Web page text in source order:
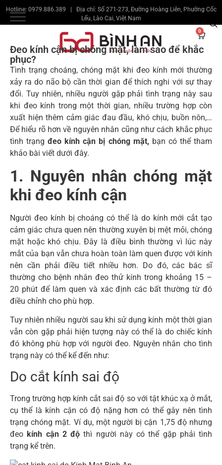
Hotline: 0979.886.389 | Địa chỉ: Số 271-273, Đường Hoàng Liên, Phường Cốc
Lếu, Lào Cai, Việt Nam
0
Đeo kính cận bị chóng mặt, làm sao để khắc
phục?
Tình trạng choáng, chóng mặt khi đeo kính mới thường
xảy ra do não bộ cần thời gian để thích nghi với sự thay
đổi. Tuy nhiên, nhiều người gặp phải tình trạng này sau
khi đeo kính trong một thời gian, nhiều trường hợp còn
xuất hiện thêm cảm giác đau đầu, khó chịu, buồn nôn,…
Để hiểu rõ hơn về nguyên nhân cũng như cách khắc phục
tình trạngđeo kính cận bị chóng mặt, bạn có thể tham
khảo bài viết dưới đây.
1. Nguyên nhân chóng mặt
khi đeo kính cận
Người đeo kính bị choáng có thể là do kính mới cắt tạo
cảm giác chưa quen nên thường xuyên bị mệt mỏi, chóng
mặt hoặc khó chịu. Đây là điều bình thường vì lúc này
mắt của bạn vẫn chưa hoàn toàn làm quen được với kính
nên cần phải điều tiết nhiều hơn. Do đó, các bác sĩ
thường cho bệnh nhân đeo thử kính trong khoảng 15 –
20 phút để làm quen và xác định các bất thường từ đó
điều chỉnh cho phù hợp.
Tuy nhiên nhiều người sau khi sử dụng kính một thời gian
vẫn còn gặp phải hiện tượng này có thể là do chiếc kính
đó không phù hợp với người đeo. Nguyên nhân cho tình
trạng này có thể kể đến như:
Do cắt kính sai độ
Trong trường hợp kính cắt sai độ so với tật khúc xạ ở mắt,
cụ thể là kính cận có độ nặng hơn có thể gây nên tình
trạng chóng mặt. Ví dụ, một người bị cận 1,75 độ nhưng
đeo kính cận 2 độ thì người này có thể gặp phải tình
trạng kể trên.